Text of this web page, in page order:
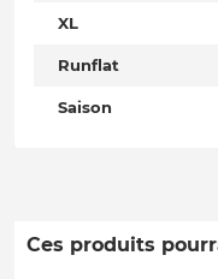
XL
Runflat
Saison
Ces produits